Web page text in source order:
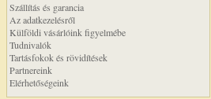
Szállítás és garancia
Az adatkezelésről
Külföldi vásárlóink figyelmébe
Tudnivalók
Tartásfokok és rövidítések
Partnereink
Elérhetőségeink